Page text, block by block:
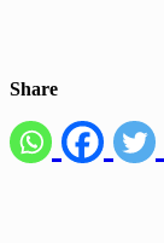
Share